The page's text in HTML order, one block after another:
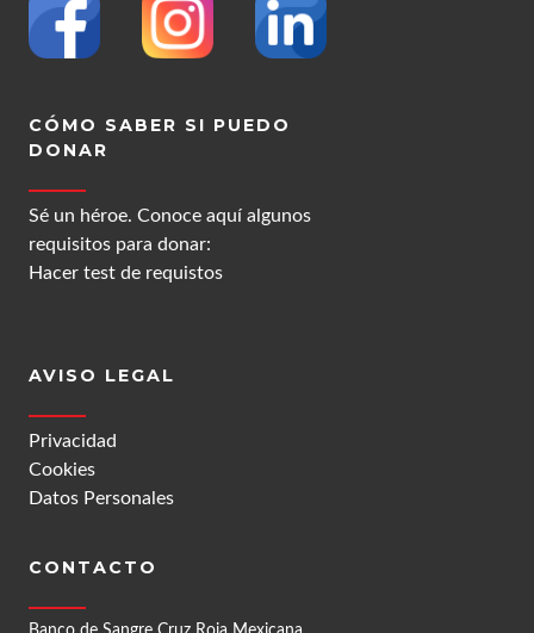
CÓMO SABER SI PUEDO
DONAR
Sé un héroe. Conoce aquí algunos
requisitos para donar:
Hacer test de requistos
AVISO LEGAL
Privacidad
Cookies
Datos Personales
CONTACTO